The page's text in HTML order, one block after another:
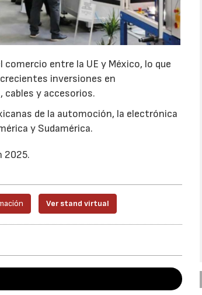
entre la UE y México, lo que
inversiones en
cables y accesorios.
de la automoción, la electrónica
y Sudamérica.
2025.
Ver stand virtual